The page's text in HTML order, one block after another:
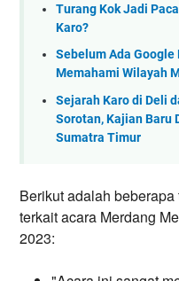
Turang Kok Jadi
Karo?
Sebelum Ada
Memahami Wilayah
Sejarah Karo di Deli
Sorotan, Kajian Baru
Sumatra Timur
Berikut adalah
terkait acara Merdang
2023: